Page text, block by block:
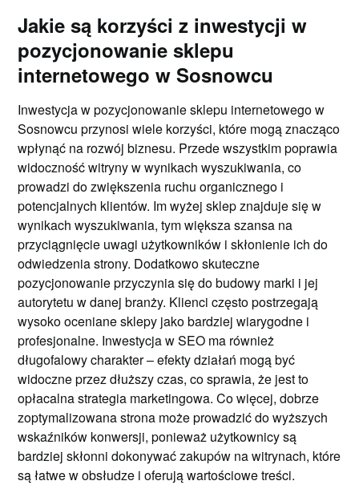
Jakie są korzyści z inwestycji w
pozycjonowanie sklepu
internetowego w Sosnowcu
Inwestycja w pozycjonowanie sklepu internetowego w
Sosnowcu przynosi wiele korzyści, które mogą znacząco
wpłynąć na rozwój biznesu. Przede wszystkim poprawia
widoczność witryny w wynikach wyszukiwania, co
prowadzi do zwiększenia ruchu organicznego i
potencjalnych klientów. Im wyżej sklep znajduje się w
wynikach wyszukiwania, tym większa szansa na
przyciągnięcie uwagi użytkowników i skłonienie ich do
odwiedzenia strony. Dodatkowo skuteczne
pozycjonowanie przyczynia się do budowy marki i jej
autorytetu w danej branży. Klienci często postrzegają
wysoko oceniane sklepy jako bardziej wiarygodne i
profesjonalne. Inwestycja w SEO ma również
długofalowy charakter – efekty działań mogą być
widoczne przez dłuższy czas, co sprawia, że jest to
opłacalna strategia marketingowa. Co więcej, dobrze
zoptymalizowana strona może prowadzić do wyższych
wskaźników konwersji, ponieważ użytkownicy są
bardziej skłonni dokonywać zakupów na witrynach, które
są łatwe w obsłudze i oferują wartościowe treści.